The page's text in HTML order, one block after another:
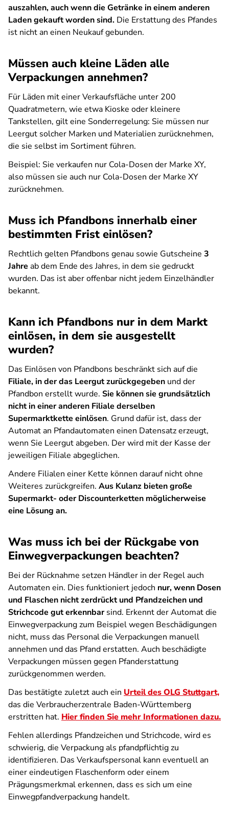
auszahlen, auch wenn die Getränke in einem anderen
Laden gekauft worden sind. Die Erstattung des Pfandes
ist nicht an einen Neukauf gebunden.
Müssen auch kleine Läden alle
Verpackungen annehmen?
Für Läden mit einer Verkaufsfläche unter 200
Quadratmetern, wie etwa Kioske oder kleinere
Tankstellen, gilt eine Sonderregelung: Sie müssen nur
Leergut solcher Marken und Materialien zurücknehmen,
die sie selbst im Sortiment führen.
Beispiel: Sie verkaufen nur Cola-Dosen der Marke XY,
also müssen sie auch nur Cola-Dosen der Marke XY
zurücknehmen.
Muss ich Pfandbons innerhalb einer
bestimmten Frist einlösen?
Rechtlich gelten Pfandbons genau sowie Gutscheine 3
Jahre ab dem Ende des Jahres, in dem sie gedruckt
wurden. Das ist aber offenbar nicht jedem Einzelhändler
bekannt.
Kann ich Pfandbons nur in dem Markt
einlösen, in dem sie ausgestellt
wurden?
Das Einlösen von Pfandbons beschränkt sich auf die
Filiale, in der das Leergut zurückgegeben und der
Pfandbon erstellt wurde. Sie können sie grundsätzlich
nicht in einer anderen Filiale derselben
Supermarktkette einlösen. Grund dafür ist, dass der
Automat an Pfandautomaten einen Datensatz erzeugt,
wenn Sie Leergut abgeben. Der wird mit der Kasse der
jeweiligen Filiale abgeglichen.
Andere Filialen einer Kette können darauf nicht ohne
Weiteres zurückgreifen. Aus Kulanz bieten große
Supermarkt- oder Discounterketten möglicherweise
eine Lösung an.
Was muss ich bei der Rückgabe von
Einwegverpackungen beachten?
Bei der Rücknahme setzen Händler in der Regel auch
Automaten ein. Dies funktioniert jedoch nur, wenn Dosen
und Flaschen nicht zerdrückt und Pfandzeichen und
Strichcode gut erkennbarsind. Erkennt der Automat die
Einwegverpackung zum Beispiel wegen Beschädigungen
nicht, muss das Personal die Verpackungen manuell
annehmen und das Pfand erstatten. Auch beschädigte
Verpackungen müssen gegen Pfanderstattung
zurückgenommen werden.
Das bestätigte zuletzt auch ein Urteil des OLG Stuttgart,
das die Verbraucherzentrale Baden-Württemberg
erstritten hat. Hier finden Sie mehr Informationen dazu.
Fehlen allerdings Pfandzeichen und Strichcode, wird es
schwierig, die Verpackung als pfandpflichtig zu
identifizieren. Das Verkaufspersonal kann eventuell an
einer eindeutigen Flaschenform oder einem
Prägungsmerk­mal erkennen, dass es sich um eine
Einwegpfandverpackung handelt.